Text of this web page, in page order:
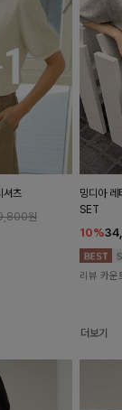
셔츠
원
밍디아 레
SET
10%
리뷰 카운
더보기